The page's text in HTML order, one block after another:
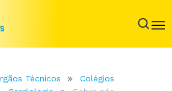
Técnicos
Colégios